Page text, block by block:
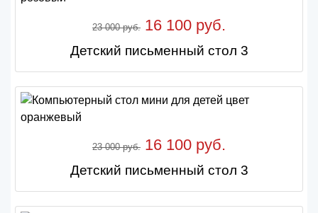
23 000 руб. 16 100 руб.
Детский письменный стол 3
23 000 руб. 16 100 руб.
Детский письменный стол 3